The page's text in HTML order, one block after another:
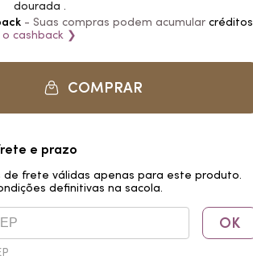
- Suas compras podem acumular créditos
o cashback ❯
COMPRAR
e prazo
de frete válidas apenas para este produto.
definitivas na sacola.
OK